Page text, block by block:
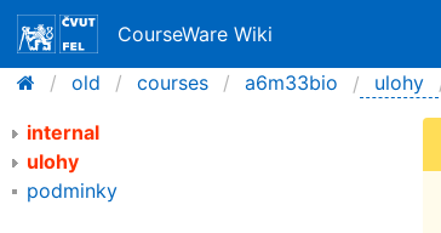
CourseWare Wiki
old
courses a6m33bio ulohy
internal
ulohy
podminky